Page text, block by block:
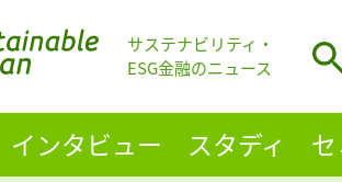
サステナビリティ・
ESG金融のニュース
インタビュー スタディ